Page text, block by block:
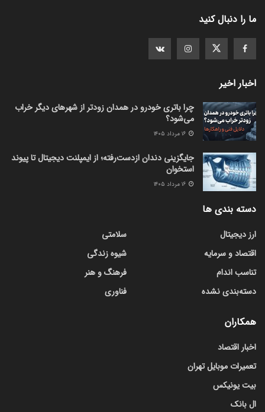
ما را دنبال کنید
اخبار اخیر
چرا باتری خودرو در همدان زودتر از شهرهای دیگر خراب
می‌شود؟
جایگزینی دندان ازدست‌رفته؛ از ایمپلنت دیجیتال تا پیوند
استخوان
دسته بندی ها
ارز دیجیتال
اقتصاد و سرمایه
تناسب اندام
دسته‌بندی نشده
سلامتی
شیوه زندگی
فرهنگ و هنر
فناوری
همکاران
اخبار اقتصاد
تعمیرات موبایل تهران
بیت یونیکس
ال بانک